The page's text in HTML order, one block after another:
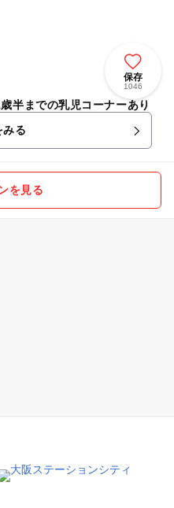
保存
1046
半までの乳児コーナーあり
みる
を見る